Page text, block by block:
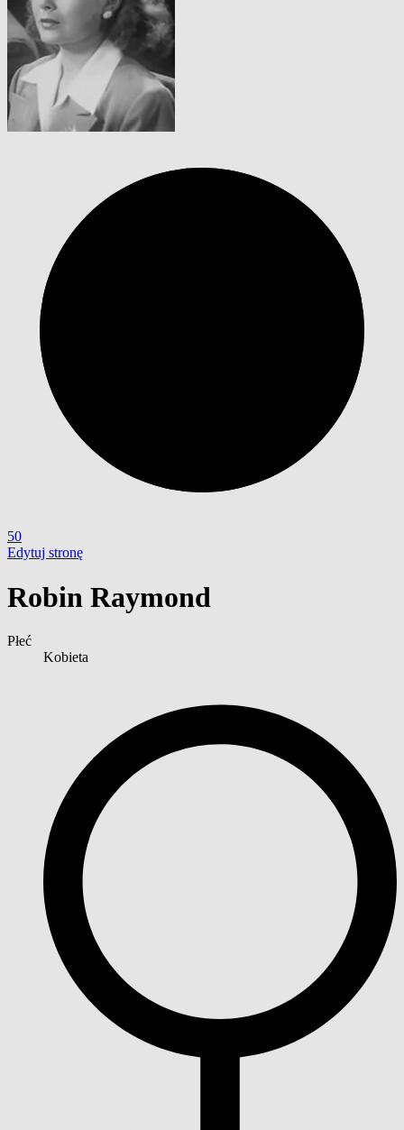
50
Edytuj stronę
Robin Raymond
Płeć
Kobieta